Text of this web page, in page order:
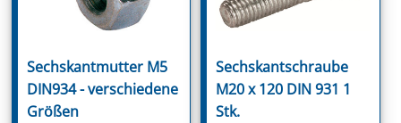
Sechskantmutter M5
DIN934 - verschiedene
Größen
Sechskantschraube
M20 x 120 DIN 931 1
Stk.